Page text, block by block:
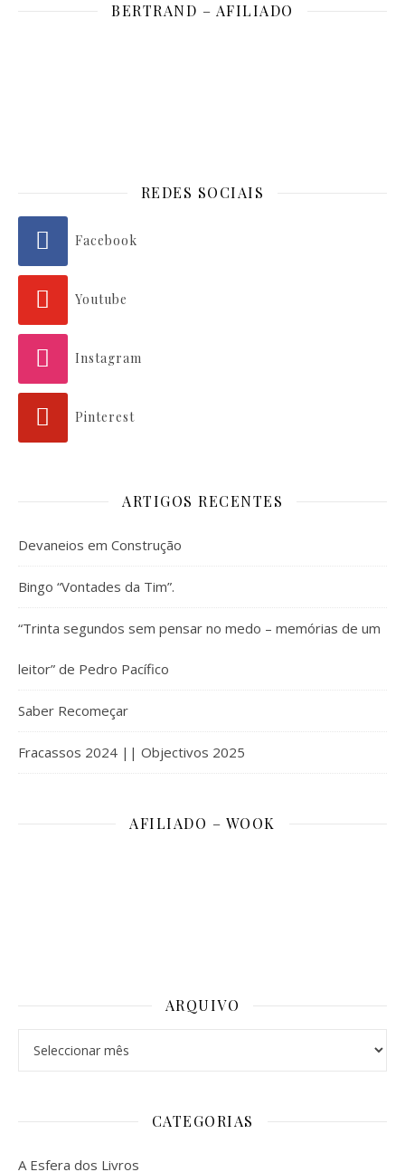
BERTRAND – AFILIADO
REDES SOCIAIS
Facebook
Youtube
Instagram
Pinterest
ARTIGOS RECENTES
Devaneios em Construção
Bingo “Vontades da Tim”.
“Trinta segundos sem pensar no medo – memórias de um
leitor” de Pedro Pacífico
Saber Recomeçar
Fracassos 2024 || Objectivos 2025
AFILIADO – WOOK
ARQUIVO
CATEGORIAS
A Esfera dos Livros